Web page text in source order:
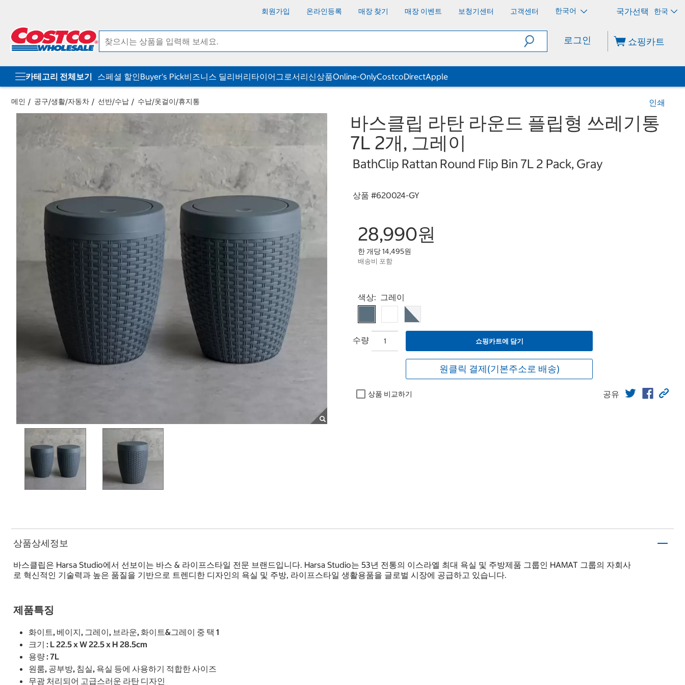
회원가입 온라인등록 매장 찾기 매장 이벤트 보청기센터 고객센터 한국어 한국
로그인 쇼핑카트
카테고리 전체보기 스페셜 할인Buyer's Pick비즈니스 딜리버리타이어그로서리신상품Online-OnlyCostcoDirectApple
메인 공구/생활/자동차 선반/수납 수납/옷걸이/휴지통 인쇄
바스클립 라탄 라운드 플립형 쓰레기통
7L 2개, 그레이
BathClip Rattan Round Flip Bin 7L 2 Pack, Gray
상품 #620024-GY
28,990원
한 개당 14,495원
배송비 포함
Select product
색상: 그레이
수량 쇼핑카트에 담기
원클릭 결제(기본주소로 배송)
상품 비교하기 공유
상품상세정보
바스클립은 Harsa Studio에서 선보이는 바스 & 라이프스타일 전문 브랜드입니다. Harsa Studio는 53년 전통의 이스라엘 최대 욕실 및 주방제품 그룹인 HAMAT 그룹의 자회사
로 혁신적인 기술력과 높은 품질을 기반으로 트렌디한 디자인의 욕실 및 주방, 라이프스타일 생활용품을 글로벌 시장에 공급하고 있습니다.
제품특징
화이트, 베이지, 그레이, 브라운, 화이트&그레이 중 택 1
크기 : L 22.5 x W 22.5 x H 28.5cm
용량 : 7L
원룸, 공부방, 침실, 욕실 등에 사용하기 적합한 사이즈
무광 처리되어 고급스러운 라탄 디자인